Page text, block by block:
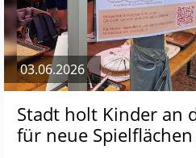
03.06.2026
Stadt holt Kinder an
für neue